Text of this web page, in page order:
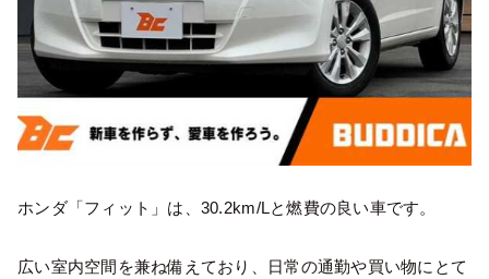
ホンダ「フィット」は、30.2km/Lと燃費の良い車です。
広い室内空間を兼ね備えており、日常の通勤や買い物にとて